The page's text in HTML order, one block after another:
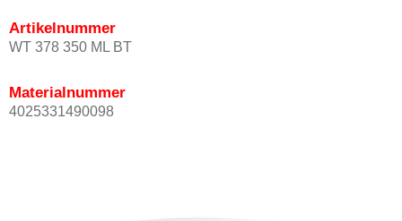
Artikelnummer
WT 378 350 ML BT
Materialnummer
4025331490098